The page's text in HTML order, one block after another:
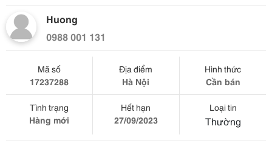
Huong
0988 001 131
Mã số
17237288
Địa điểm
Hà Nội
Hình thức
Cần bán
Tình trạng
Hàng mới
Hết hạn
27/09/2023
Loại tin
Thường